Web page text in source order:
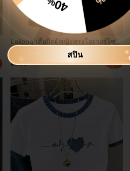
60
%
สปิน
Lalippa เสื้อยืดผู้หญิงทรงโอเวอร์ไซส์
แฟชั่นมินิมอล ลายตัวอักษรและลาย
ทางแนวตั้ง สีเงิน Digital Silver Fox
ความยาวกลางตัว คอกลม ไหล่ตก
(1000+)
(1000+)
฿189